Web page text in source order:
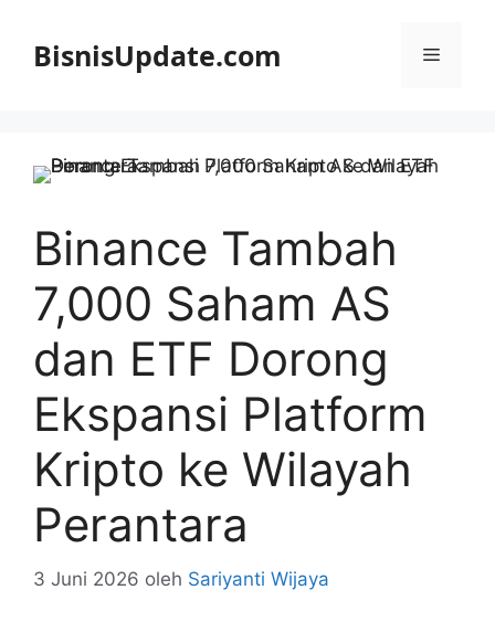
BisnisUpdate.com Menu
Binance Tambah
7,000 Saham AS
dan ETF Dorong
Ekspansi Platform
Kripto ke Wilayah
Perantara
3 Juni 2026 oleh Sariyanti Wijaya